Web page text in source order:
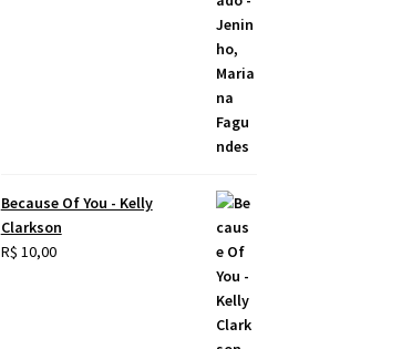
Because Of You - Kelly
Clarkson
R$ 10,00